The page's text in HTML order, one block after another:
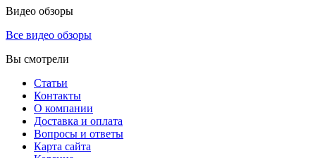
Видео обзоры
Все видео обзоры
Вы смотрели
Статьи
Контакты
О компании
Доставка и оплата
Вопросы и ответы
Карта сайта